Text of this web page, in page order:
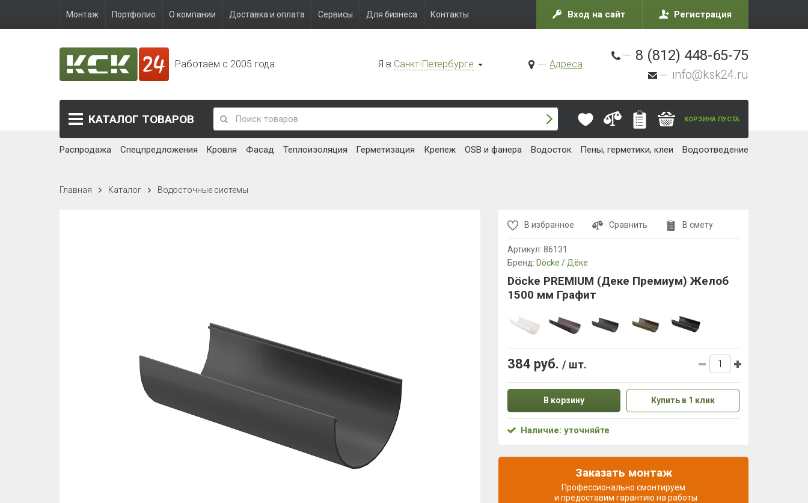
Монтаж Портфолио О компании Доставка и оплата Сервисы Для бизнеса Контакты Вход на сайт Регистрация
Работаем с 2005 года Я в Санкт-Петербурге Адреса
8 (812) 448-65-75
info@ksk24.ru
КАТАЛОГ ТОВАРОВ КОРЗИНА ПУСТА
Распродажа Спецпредложения Кровля Фасад Теплоизоляция Герметизация Крепеж OSB и фанера Водосток Пены, герметики, клеи Водоотведение
Главная Каталог Водосточные системы
В избранное Сравнить В смету
Артикул: 86131
Бренд: Döcke / Дёке
Döcke PREMIUM (Деке Премиум) Желоб
1500 мм Графит
384 руб. / шт.
В корзину Купить в 1 клик
Наличие: уточняйте
Заказать монтаж
Профессионально смонтируем
и предоставим гарантию на работы